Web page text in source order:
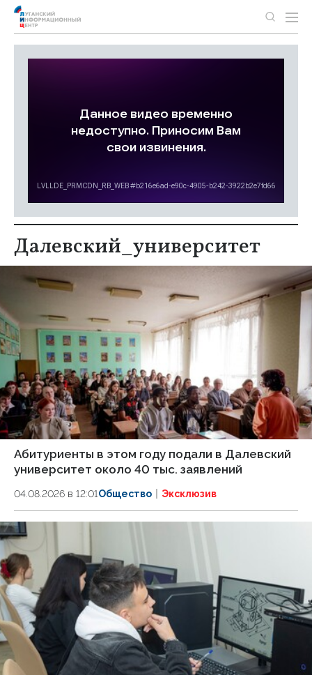
Далевский_университет
Абитуриенты в этом году подали в Далевский
университет около 40 тыс. заявлений
04.08.2026 в 12:01Общество Эксклюзив